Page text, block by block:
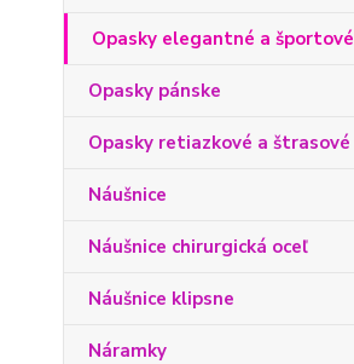
Opasky elegantné a športové
Opasky pánske
Opasky retiazkové a štrasové
Náušnice
Náušnice chirurgická oceľ
Náušnice klipsne
Náramky